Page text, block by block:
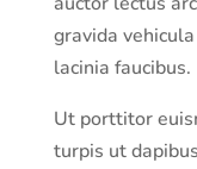
gravida
lacinia faucibus.
Ut porttitor
turpis ut